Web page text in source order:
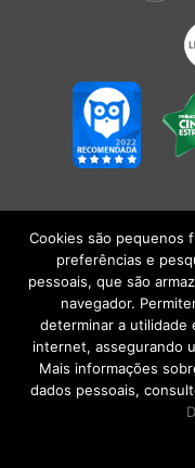
POLÍTICA DE
GERAIS DE VENDA| Alberto
Cookies são pequenos
preferências e
pessoais, que são
navegador.
determinar a utilidade
internet, assegurando
Mais informações
dados pessoais,